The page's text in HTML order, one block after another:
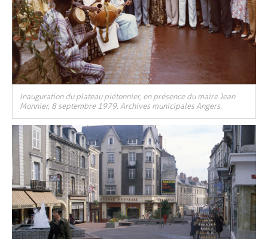
Inauguration du plateau piétonnier, en présence du maire Jean
Monnier, 8 septembre 1979. Archives municipales Angers.